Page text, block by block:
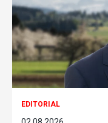
EDITORIAL